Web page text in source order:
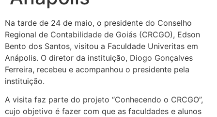
Na tarde de 24 de maio, o presidente do Conselho
Regional de Contabilidade de Goiás (CRCGO), Edson
Bento dos Santos, visitou a Faculdade Univeritas em
Anápolis. O diretor da instituição, Diogo Gonçalves
Ferreira, recebeu e acompanhou o presidente pela
instituição.
A visita faz parte do projeto “Conhecendo o CRCGO”,
cujo objetivo é fazer com que as faculdades e alunos